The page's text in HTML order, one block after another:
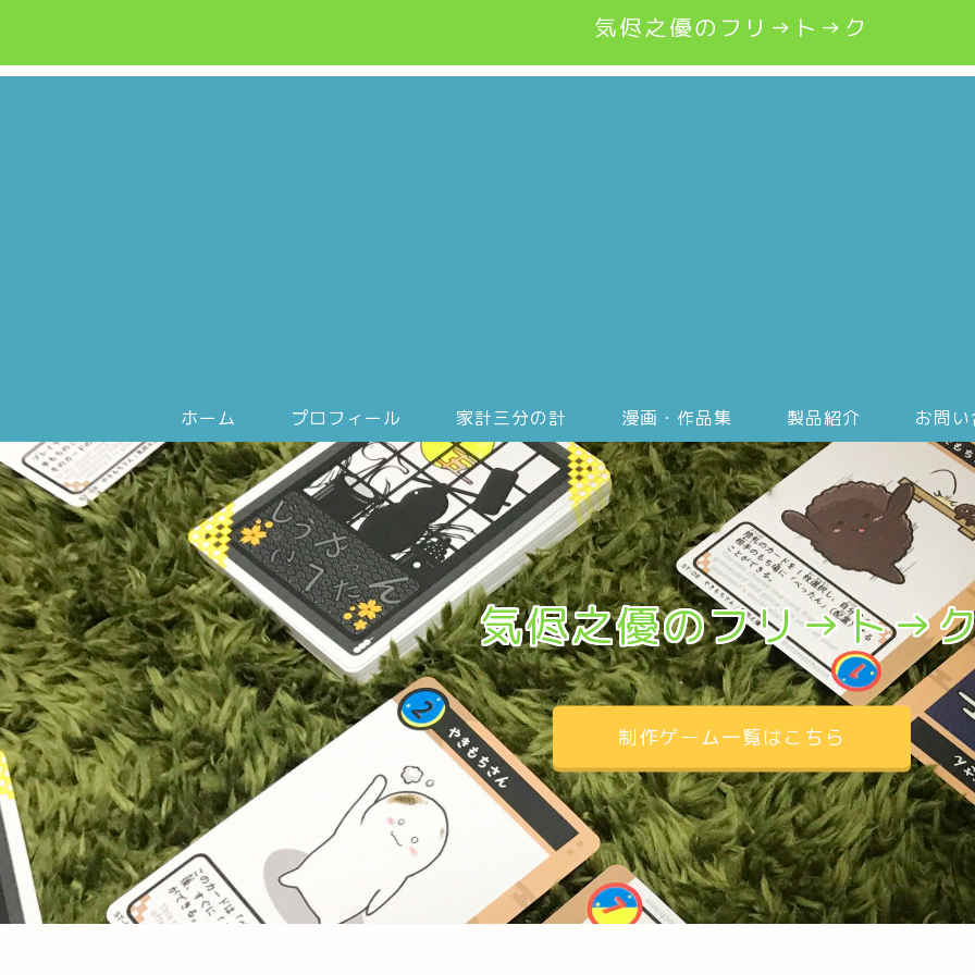
気侭之優のフリ→ト→ク
ホーム プロフィール 家計三分の計 漫画・作品集 製品紹介 お問
気侭之優のフリ→ト→
制作ゲーム一覧はこちら